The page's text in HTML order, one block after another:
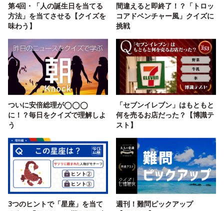
第4回・「人の誕生日を当てる
方法」を当てさせる【クイズを
味わう】
間違えると即終了！？「トロッ
コアドベンチャー風」クイズに
挑戦
ついに安倍総理が◯◯◯
に！？毎日をクイズで理解しよ
う
「セブンイレブン」はもともと
何を売るお店だった？【博識テ
スト】
3つのヒントで「星座」を当て
週刊！難問ピックアップ